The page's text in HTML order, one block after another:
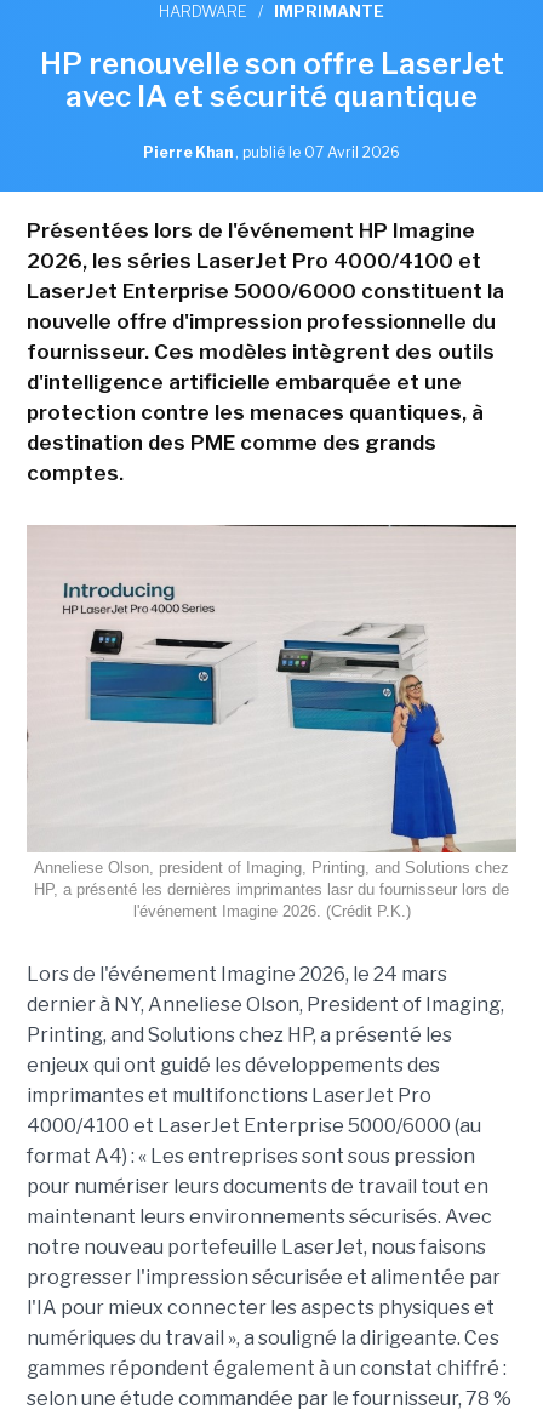
HARDWARE / IMPRIMANTE
HP renouvelle son offre LaserJet
avec IA et sécurité quantique
Pierre Khan , publié le 07 Avril 2026
Présentées lors de l'événement HP Imagine
2026, les séries LaserJet Pro 4000/4100 et
LaserJet Enterprise 5000/6000 constituent la
nouvelle offre d'impression professionnelle du
fournisseur. Ces modèles intègrent des outils
d'intelligence artificielle embarquée et une
protection contre les menaces quantiques, à
destination des PME comme des grands
comptes.
Anneliese Olson, president of Imaging, Printing, and Solutions chez
HP, a présenté les dernières imprimantes lasr du fournisseur lors de
l'événement Imagine 2026. (Crédit P.K.)
Lors de l'événement Imagine 2026, le 24 mars
dernier à NY, Anneliese Olson, President of Imaging,
Printing, and Solutions chez HP, a présenté les
enjeux qui ont guidé les développements des
imprimantes et multifonctions LaserJet Pro
4000/4100 et LaserJet Enterprise 5000/6000 (au
format A4) : « Les entreprises sont sous pression
pour numériser leurs documents de travail tout en
maintenant leurs environnements sécurisés. Avec
notre nouveau portefeuille LaserJet, nous faisons
progresser l'impression sécurisée et alimentée par
l'IA pour mieux connecter les aspects physiques et
numériques du travail », a souligné la dirigeante. Ces
gammes répondent également à un constat chiffré :
selon une étude commandée par le fournisseur, 78 %